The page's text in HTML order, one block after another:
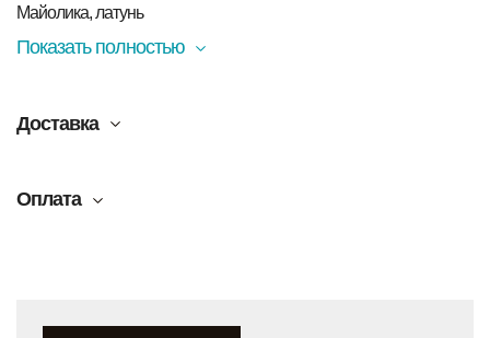
Майолика, латунь
Показать полностью
Доставка
Оплата